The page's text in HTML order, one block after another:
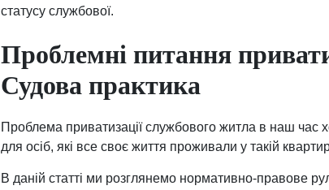
статусу службової.
Проблемні питання
Судова практика
Проблема приватизації службового житла в наш час
для осіб, які все своє життя проживали у такій
В даній статті ми розглянемо нормативно-правове